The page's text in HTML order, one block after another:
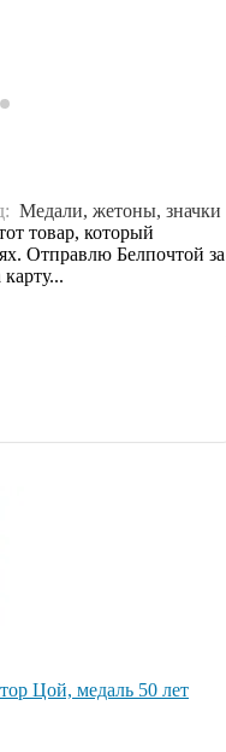
Медали, жетоны, значки
товар, который
Отправлю Белпочтой за
Цой, медаль 50 лет